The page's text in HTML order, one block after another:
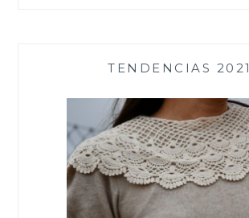
TENDENCIAS 2021